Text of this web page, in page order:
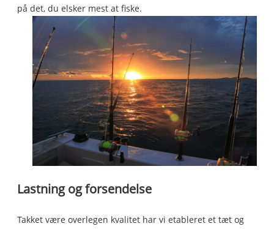
på det, du elsker mest at fiske.
Lastning og forsendelse
Takket være overlegen kvalitet har vi etableret et tæt og